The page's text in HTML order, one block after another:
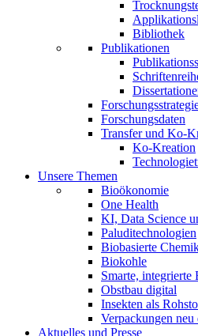
Bibliothek
Publikationen
Forschungsdaten
Transfer und Ko-
Ko-Kreation
Unsere Themen
Bioökonomie
One Health
KI, Data Science
Paluditechnologien
Biobasierte
Biokohle
Smarte, integrierte
Obstbau digital
Insekten als
Verpackungen neu
Aktuelles und Presse